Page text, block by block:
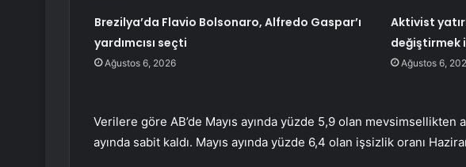
Brezilya’da Flavio Bolsonaro, Alfredo Gaspar’ı
yardımcısı seçti
Ağustos 6, 2026
Aktivist
değiştirmek
Ağustos 6,
Verilere göre AB’de Mayıs ayında yüzde 5,9 olan mevsimsellikten
ayında sabit kaldı. Mayıs ayında yüzde 6,4 olan işsizlik oranı